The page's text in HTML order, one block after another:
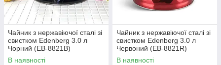
Чайник з нержавіючої сталі зі
свистком Edenberg 3.0 л
Чорний (EB-8821B)
В наявності
Чайник з нержавіючої сталі зі
свистком Edenberg 3.0 л
Червоний (EB-8821R)
В наявності